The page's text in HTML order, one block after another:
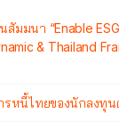
มมนา “Enable
& Thailand
รหนี้ไทยของนักลงทุน